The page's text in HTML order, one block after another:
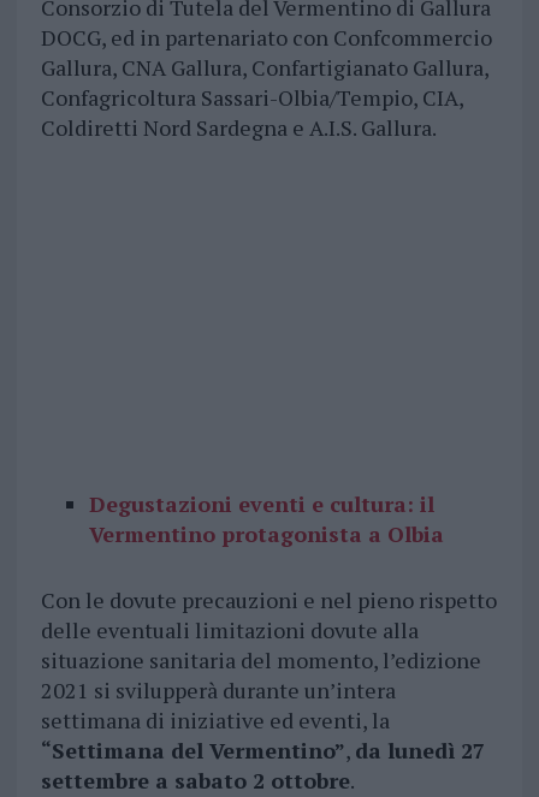
Consorzio di Tutela del Vermentino di Gallura
DOCG, ed in partenariato con Confcommercio
Gallura, CNA Gallura, Confartigianato Gallura,
Confagricoltura Sassari-Olbia/Tempio, CIA,
Coldiretti Nord Sardegna e A.I.S. Gallura.
Degustazioni eventi e cultura: il
Vermentino protagonista a Olbia
Con le dovute precauzioni e nel pieno rispetto
delle eventuali limitazioni dovute alla
situazione sanitaria del momento, l’edizione
2021 si svilupperà durante un’intera
settimana di iniziative ed eventi, la
“Settimana del Vermentino”, da lunedì 27
settembre a sabato 2 ottobre.